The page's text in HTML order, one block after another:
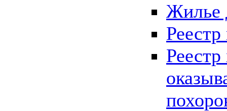
Жилье